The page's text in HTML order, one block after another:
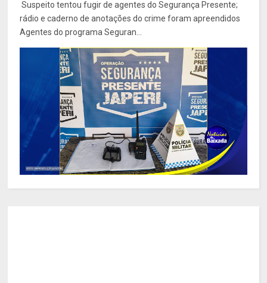
Suspeito tentou fugir de agentes do Segurança Presente;
rádio e caderno de anotações do crime foram apreendidos
Agentes do programa Seguran...